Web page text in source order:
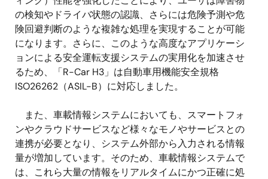
の検知やドライバ状態の認識、さらには危険予測や危
険回避判断のような複雑な処理を実現することが可能
になります。さらに、このような高度なアプリケーシ
ョンによる安全運転支援システムの実用化を加速させ
るため、「R-Car H3」は自動車用機能安全規格
ISO26262（ASIL-B）に対応しました。
また、車載情報システムにおいても、スマートフォ
ンやクラウドサービスなど様々なモノやサービスとの
連携が必要となり、システム外部から入力される情報
量が増加しています。そのため、車載情報システムで
は、これら大量の情報をリアルタイムにかつ正確に処